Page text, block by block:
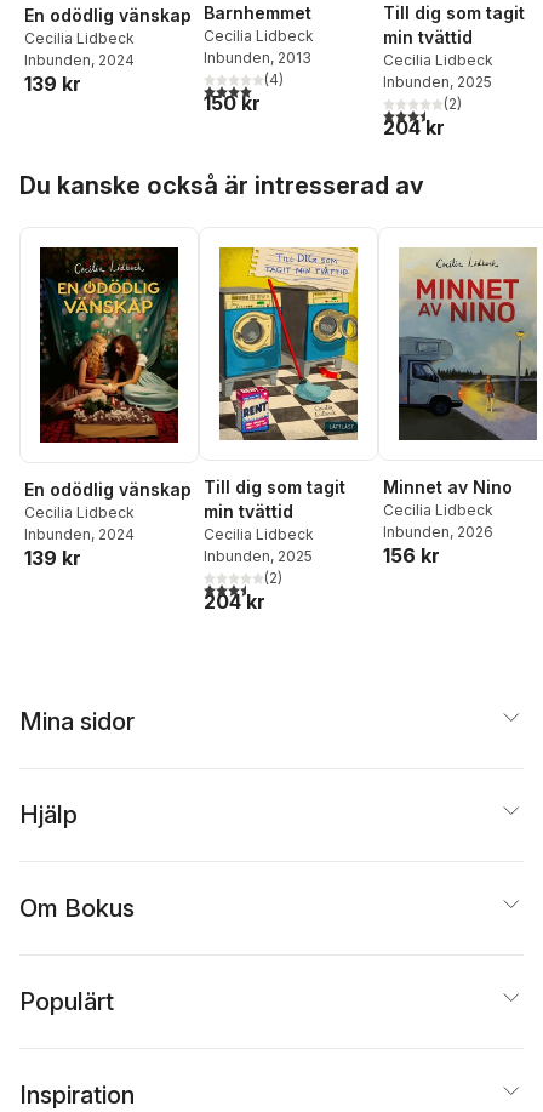
En odödlig vänskap
Cecilia Lidbeck
Inbunden, 2024
139 kr
Barnhemmet
Cecilia Lidbeck
Inbunden, 2013
4,0utav 5 stjärnor. Totalt antal röster:
(4)
150 kr
Till dig som tagit
min tvättid
Cecilia Lidbeck
Inbunden, 2025
3,5utav 5 stjärnor.
(2)
204 kr
Du kanske också är intresserad av
En odödlig vänskap
Cecilia Lidbeck
Inbunden, 2024
139 kr
Till dig som tagit
min tvättid
Cecilia Lidbeck
Inbunden, 2025
3,5utav 5 stjärnor. Totalt antal röster:
(2)
204 kr
Minnet av Nino
Cecilia Lidbeck
Inbunden, 2026
156 kr
Mina sidor
Hjälp
Om Bokus
Populärt
Inspiration